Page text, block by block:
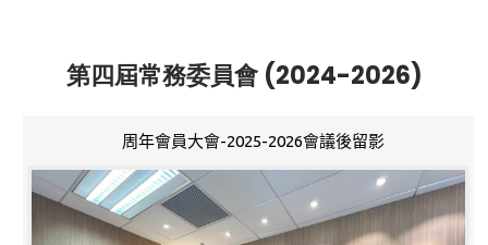
第四屆常務委員會 (2024-2026)
周年會員大會-2025-2026會議後留影